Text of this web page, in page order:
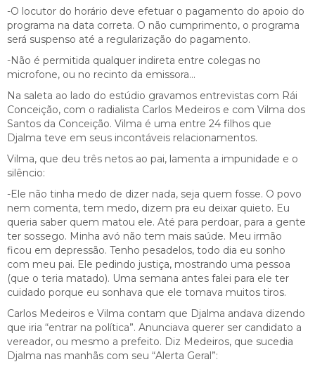
-O locutor do horário deve efetuar o pagamento do apoio do
programa na data correta. O não cumprimento, o programa
será suspenso até a regularização do pagamento.
-Não é permitida qualquer indireta entre colegas no
microfone, ou no recinto da emissora…
Na saleta ao lado do estúdio gravamos entrevistas com Rái
Conceição, com o radialista Carlos Medeiros e com Vilma dos
Santos da Conceição. Vilma é uma entre 24 filhos que
Djalma teve em seus incontáveis relacionamentos.
Vilma, que deu três netos ao pai, lamenta a impunidade e o
silêncio:
-Ele não tinha medo de dizer nada, seja quem fosse. O povo
nem comenta, tem medo, dizem pra eu deixar quieto. Eu
queria saber quem matou ele. Até para perdoar, para a gente
ter sossego. Minha avó não tem mais saúde. Meu irmão
ficou em depressão. Tenho pesadelos, todo dia eu sonho
com meu pai. Ele pedindo justiça, mostrando uma pessoa
(que o teria matado). Uma semana antes falei para ele ter
cuidado porque eu sonhava que ele tomava muitos tiros.
Carlos Medeiros e Vilma contam que Djalma andava dizendo
que iria “entrar na política”. Anunciava querer ser candidato a
vereador, ou mesmo a prefeito. Diz Medeiros, que sucedia
Djalma nas manhãs com seu “Alerta Geral”: